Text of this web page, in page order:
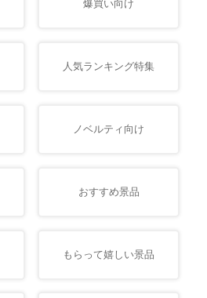
爆買い向け
人気ランキング特集
ノベルティ向け
おすすめ景品
もらって嬉しい景品